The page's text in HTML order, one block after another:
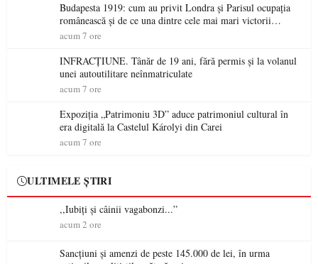
Budapesta 1919: cum au privit Londra și Parisul ocupația
românească și de ce una dintre cele mai mari victorii
militare ale României a devenit o controversă diplomatică
acum 7 ore
INFRACȚIUNE. Tânăr de 19 ani, fără permis și la volanul
unei autoutilitare neînmatriculate
acum 7 ore
Expoziția „Patrimoniu 3D” aduce patrimoniul cultural în
era digitală la Castelul Károlyi din Carei
acum 7 ore
ULTIMELE ȘTIRI
,,Iubiți și câinii vagabonzi...”
acum 2 ore
Sancțiuni și amenzi de peste 145.000 de lei, în urma